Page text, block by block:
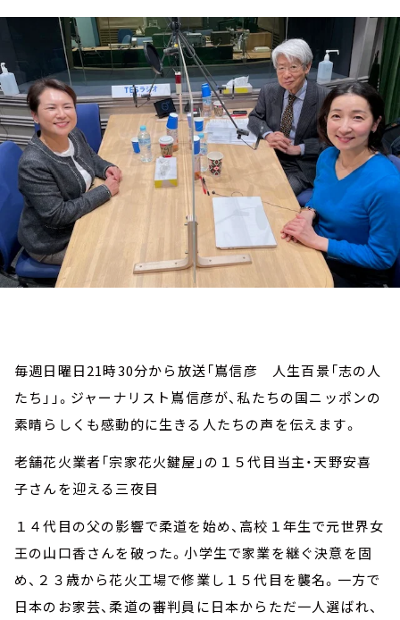
お知らせ
イベント・グッズ
YouTube
会社情報
毎週日曜日21時30分から放送「嶌信彦 人生百景「志の人
たち」」。ジャーナリスト嶌信彦が、私たちの国ニッポンの
素晴らしくも感動的に生きる人たちの声を伝えます。
老舗花火業者「宗家花火鍵屋」の１５代目当主・天野安喜
子さんを迎える三夜目
１４代目の父の影響で柔道を始め、高校１年生で元世界女
王の山口香さんを破った。小学生で家業を継ぐ決意を固
め、２３歳から花火工場で修業し１５代目を襲名。一方で
日本のお家芸、柔道の審判員に日本からただ一人選ばれ、